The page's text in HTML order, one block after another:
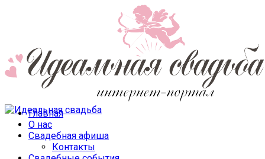
Главная
О нас
Свадебная афиша
Контакты